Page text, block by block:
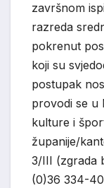
završnom
razreda
pokrenut
koji su
postupak
provodi se u
kulture i
županije/
3/III (zgrada
(0)36 334-